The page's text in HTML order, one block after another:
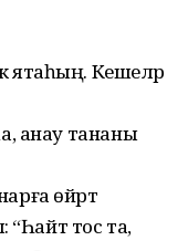
ятаһың. Кешеләр
анау тананы
өйрәтә
“Һайт тос та,